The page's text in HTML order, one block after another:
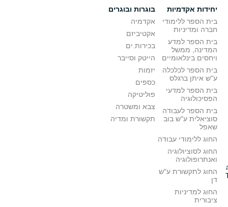
יחידות אקדמיות
בית הספר ללימודי
חברה ומדיניות
בית הספר למדע
המדינה, ממשל
ויחסים בינלאומיים
בית הספר לכלכלה
ע"ש איתן ברגלס
בית הספר למדעי
הפסיכולוגיה
בית הספר לעבודה
סוציאלית ע"ש בוב
שאפל
החוג ללימודי עבודה
החוג לסוציולוגיה
ואנתרופולוגיה
החוג לתקשורת ע"ש
דן
החוג למדיניות
ציבורית
בוגרות ובוגרים
אקדמיה
אקטיביזם
בכירות.ים
הייטק וסייבר
יזמות
כספים
פוליטיקה
צבא ומשטרה
תקשורת ומדיה